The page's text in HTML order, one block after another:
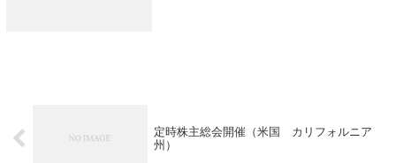
定時株主総会開催（米国 カリフォルニア
州）